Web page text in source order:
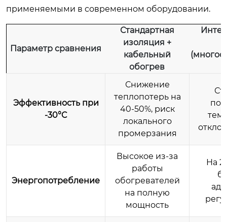
применяемыми в современном оборудовании.
Параметр сравнения
Стандартная
изоляция +
кабельный
обогрев
Эффективность при
-30°C
Снижение
теплопотерь на
40-50%, риск
локального
промерзания
Энергопотребление
Высокое из-за
работы
обогревателей
на полную
мощность
На